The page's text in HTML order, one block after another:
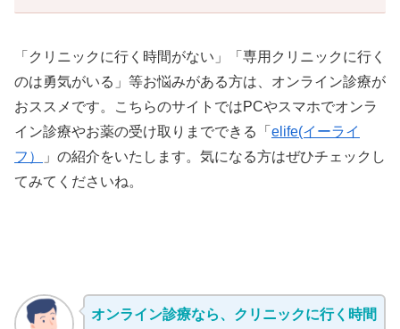
「クリニックに行く時間がない」「専用クリニックに行く
のは勇気がいる」等お悩みがある方は、オンライン診療が
おススメです。こちらのサイトではPCやスマホでオンラ
イン診療やお薬の受け取りまでできる「 elife(イーライ
フ）
」の紹介をいたします。気になる方はぜひチェックし
てみてくださいね。
オンライン診療なら、クリニックに行く時間